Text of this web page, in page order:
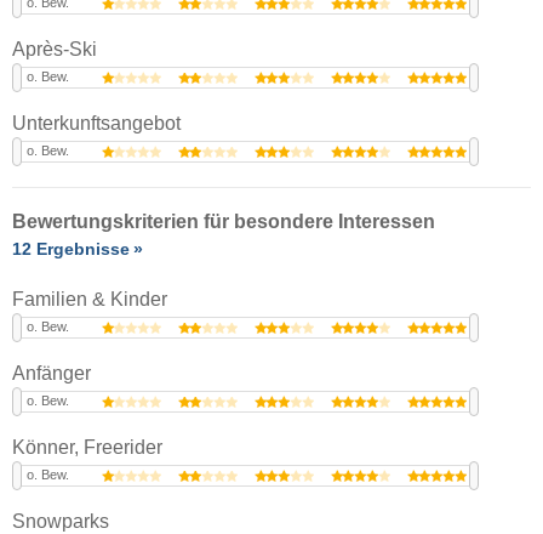
Après-Ski
o. Bew.
Unterkunftsangebot
o. Bew.
Bewertungskriterien für besondere Interessen
12 Ergebnisse
Familien & Kinder
o. Bew.
Anfänger
o. Bew.
Könner, Freerider
o. Bew.
Snowparks